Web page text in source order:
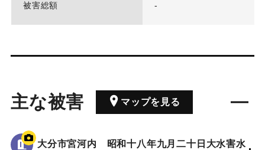
被害総額 -
主な被害 マップを見る
大分市宮河内 昭和十八年九月二十日大水害水